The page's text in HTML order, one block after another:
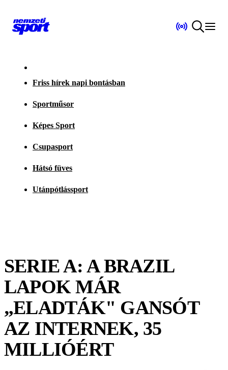
Friss hírek napi bontásban
Sportműsor
Képes Sport
Csupasport
Hátsó füves
Utánpótlássport
SERIE A: A BRAZIL
LAPOK MÁR
„ELADTÁK" GANSÓT
AZ INTERNEK, 35
MILLIÓÉRT